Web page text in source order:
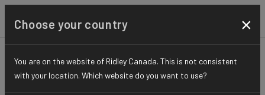
ROUTE AERO-TO-AERO ELITE SERIES
Choose your country ×
You are on the website of Ridley Canada. This is not consistent
with your location. Which website do you want to use?